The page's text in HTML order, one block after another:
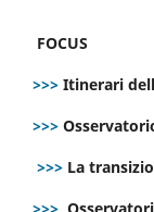
FOCUS
>>> Itinerari
>>>
>>> La